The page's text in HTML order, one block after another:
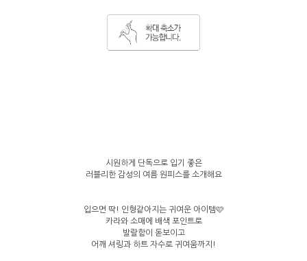
시원하게 단독으로 입기 좋은
러블리한 감성의 여름 원피스를 소개해요
입으면 딱! 인형같아지는 귀여운 아이템🩷
카라와 소매에 배색 포인트로
발랄함이 돋보이고
어깨 셔링과 하트 자수로 귀여움까지!